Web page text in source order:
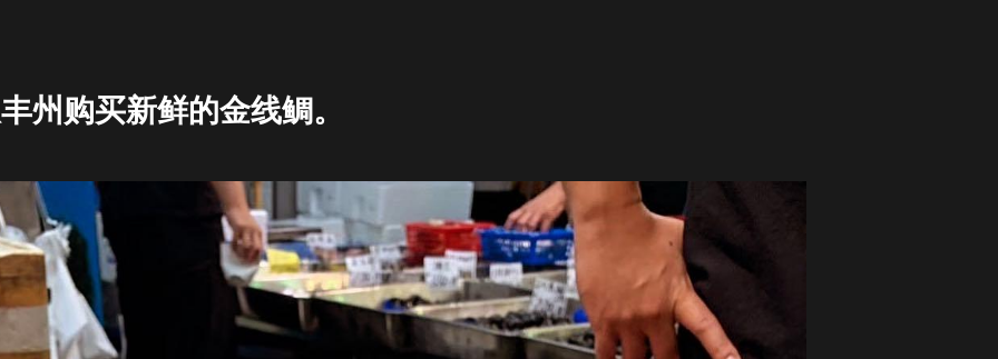
州购买新鲜的金线鲷。